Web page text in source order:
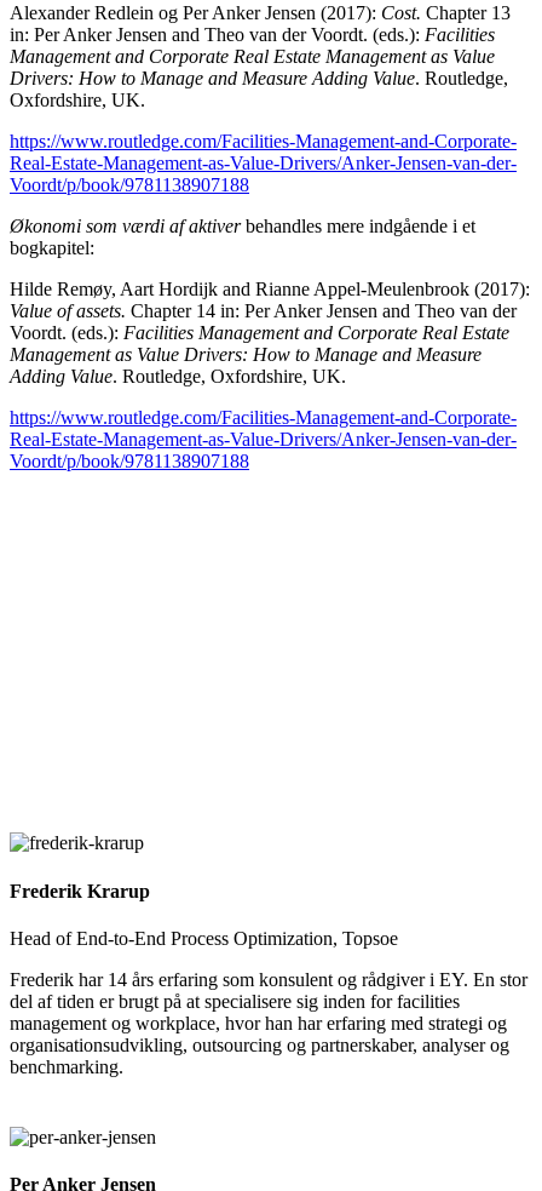
Alexander Redlein og Per Anker Jensen (2017): Cost. Chapter 13
in: Per Anker Jensen and Theo van der Voordt. (eds.): Facilities
Management and Corporate Real Estate Management as Value
Drivers: How to Manage and Measure Adding Value. Routledge,
Oxfordshire, UK.
https://www.routledge.com/Facilities-Management-and-Corporate-
Real-Estate-Management-as-Value-Drivers/Anker-Jensen-van-der-
Voordt/p/book/9781138907188
Økonomi som værdi af aktiverbehandles mere indgående i et
bogkapitel:
Hilde Remøy, Aart Hordijk and Rianne Appel-Meulenbrook (2017):
Value of assets. Chapter 14 in: Per Anker Jensen and Theo van der
Voordt. (eds.): Facilities Management and Corporate Real Estate
Management as Value Drivers: How to Manage and Measure
Adding Value. Routledge, Oxfordshire, UK.
https://www.routledge.com/Facilities-Management-and-Corporate-
Real-Estate-Management-as-Value-Drivers/Anker-Jensen-van-der-
Voordt/p/book/9781138907188
Frederik Krarup
Head of End-to-End Process Optimization, Topsoe
Frederik har 14 års erfaring som konsulent og rådgiver i EY. En stor
del af tiden er brugt på at specialisere sig inden for facilities
management og workplace, hvor han har erfaring med strategi og
organisationsudvikling, outsourcing og partnerskaber, analyser og
benchmarking.
Per Anker Jensen